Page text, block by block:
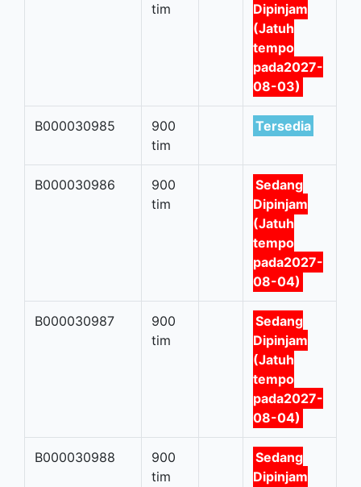
tim
Dipinjam
(Jatuh
tempo
pada2027-
08-03)
B000030985
900
tim
Tersedia
B000030986
900
tim
Sedang
Dipinjam
(Jatuh
tempo
pada2027-
08-04)
B000030987
900
tim
Sedang
Dipinjam
(Jatuh
tempo
pada2027-
08-04)
B000030988
900
tim
Sedang
Dipinjam